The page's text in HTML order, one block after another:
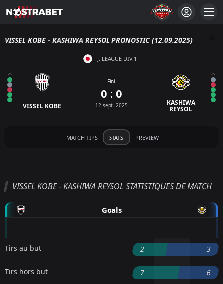
VISSEL KOBE - KASHIWA REYSOL PRONOSTIC (12.09.2025)
J. LEAGUE DIV.1
VISSEL KOBE
Fini
0 : 0
12 sept. 2025 KASHIWA
REYSOL
MATCH TIPS STATS PREVIEW
VISSEL KOBE - KASHIWA REYSOL STATISTIQUES DE MATCH
Goals
Tirs au but 2 3
Tirs hors but 7 6